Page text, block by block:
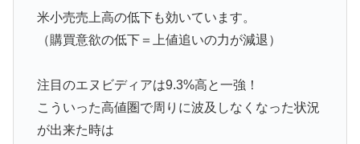
米小売売上高の低下も効いています。
（購買意欲の低下＝上値追いの力が減退）
注目のエヌビディアは9.3%高と一強！
こういった高値圏で周りに波及しなくなった状況
が出来た時は